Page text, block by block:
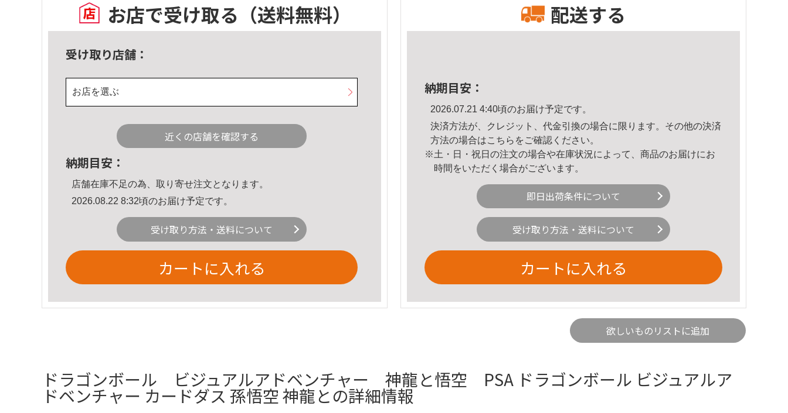
お店で受け取る （送料無料）
受け取り店舗：
お店を選ぶ
近くの店舗を確認する
納期目安：
店舗在庫不足の為、取り寄せ注文となります。
2026.08.22 8:32頃のお届け予定です。
受け取り方法・送料について
カートに入れる
配送する
納期目安：
2026.07.21 4:40頃のお届け予定です。
決済方法が、クレジット、代金引換の場合に限ります。その他の決済
方法の場合はこちら をご確認ください。
※土・日・祝日の注文の場合や在庫状況によって、商品のお届けにお
時間をいただく場合がございます。
即日出荷条件について
受け取り方法・送料について
カートに入れる
欲しいものリストに追加
ドラゴンボール ビジュアルアドベンチャー 神龍と悟空 PSA ドラゴンボール ビジュアルア
ドベンチャー カードダス 孫悟空 神龍との詳細情報